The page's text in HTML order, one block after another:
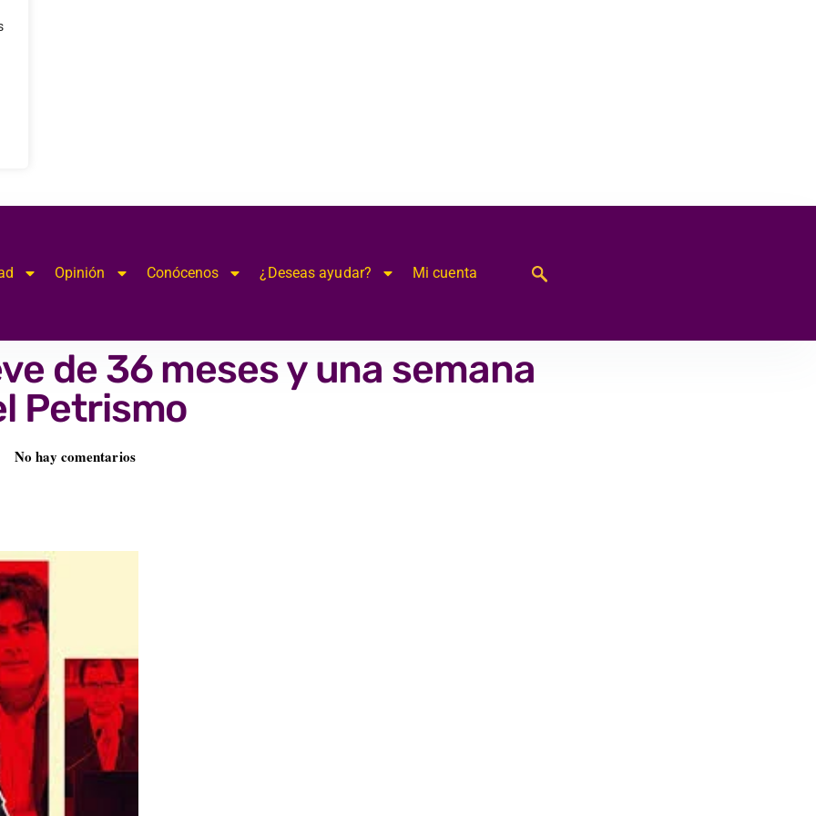
Opinión Conócenos ¿Deseas ayudar? Mi cuenta
de 36 meses y una semana
Petrismo
No hay comentarios